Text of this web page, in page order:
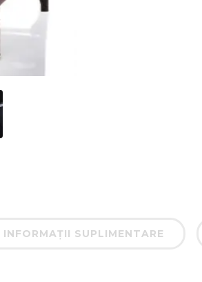
INFORMAȚII SUPLIMENTARE